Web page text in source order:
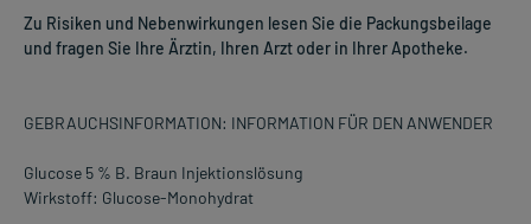
Zu Risiken und Nebenwirkungen lesen Sie die Packungsbeilage
und fragen Sie Ihre Ärztin, Ihren Arzt oder in Ihrer Apotheke.
GEBRAUCHSINFORMATION: INFORMATION FÜR DEN ANWENDER
Glucose 5 % B. Braun Injektionslösung
Wirkstoff: Glucose-Monohydrat